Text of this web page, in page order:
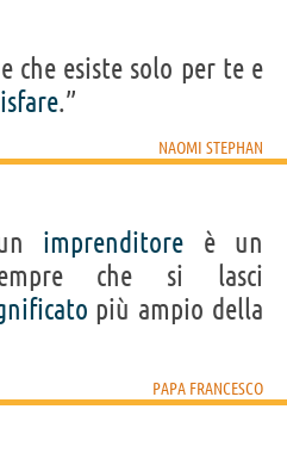
che esiste solo per te e
.”
NAOMI STEPHAN
imprenditore è un
che si lasci
più ampio della
PAPA FRANCESCO